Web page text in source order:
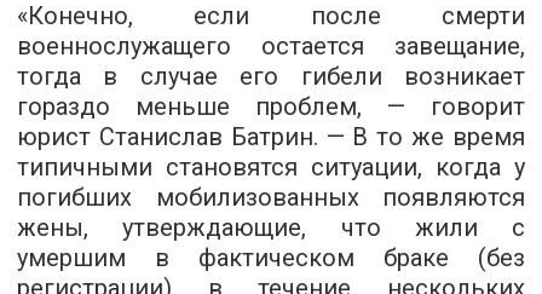
«Конечно, если после смерти
военнослужащего остается завещание,
тогда в случае его гибели возникает
гораздо меньше проблем, — говорит
юрист Станислав Батрин. — В то же время
типичными становятся ситуации, когда у
погибших мобилизованных появляются
жены, утверждающие, что жили с
умершим в фактическом браке (без
регистрации) в течение нескольких